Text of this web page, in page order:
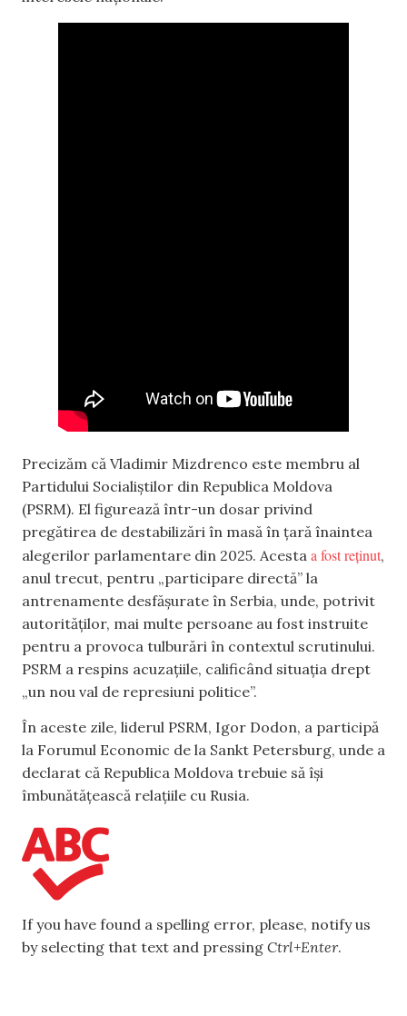
Precizăm că Vladimir Mizdrenco este membru al
Partidului Socialiștilor din Republica Moldova
(PSRM). El figurează într-un dosar privind
pregătirea de destabilizări în masă în țară înaintea
alegerilor parlamentare din 2025. Acesta a fost reținut,
anul trecut, pentru „participare directă” la
antrenamente desfășurate în Serbia, unde, potrivit
autorităților, mai multe persoane au fost instruite
pentru a provoca tulburări în contextul scrutinului.
PSRM a respins acuzațiile, calificând situația drept
„un nou val de represiuni politice”.
În aceste zile, liderul PSRM, Igor Dodon, a participă
la Forumul Economic de la Sankt Petersburg, unde a
declarat că Republica Moldova trebuie să își
îmbunătățească relațiile cu Rusia.
If you have found a spelling error, please, notify us
by selecting that text and pressing Ctrl+Enter.